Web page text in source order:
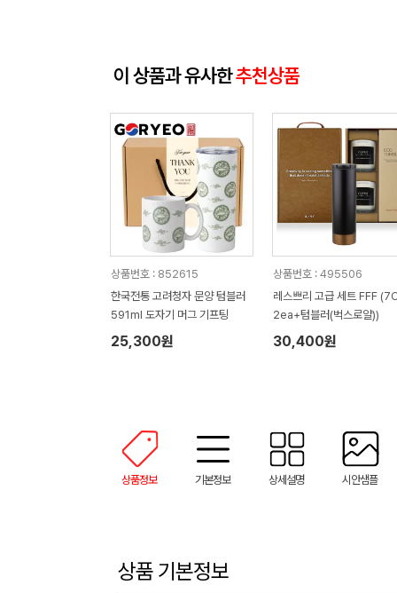
이 상품과 유사한추천상품
상품번호 : 852615
한국전통 고려청자 문양 텀블러
591ml 도자기 머그 기프팅
25,300원
상품번호 : 495506
레스쁘리 고급 세트 FFF
2ea+텀블러(벅스로얄))
30,400원
상품정보 기본정보 상세설명 시안샘플
상품 기본정보